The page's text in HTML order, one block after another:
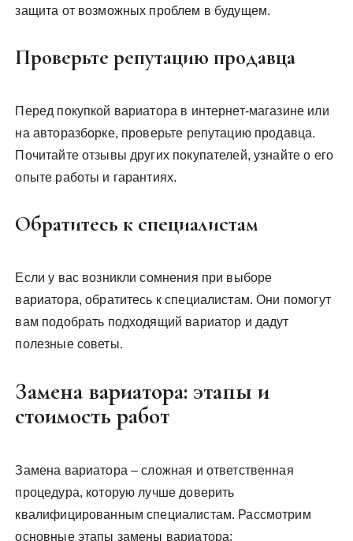
защита от возможных проблем в будущем.
Проверьте репутацию продавца
Перед покупкой вариатора в интернет-магазине или
на авторазборке, проверьте репутацию продавца.
Почитайте отзывы других покупателей, узнайте о его
опыте работы и гарантиях.
Обратитесь к специалистам
Если у вас возникли сомнения при выборе
вариатора, обратитесь к специалистам. Они помогут
вам подобрать подходящий вариатор и дадут
полезные советы.
Замена вариатора: этапы и
стоимость работ
Замена вариатора – сложная и ответственная
процедура, которую лучше доверить
квалифицированным специалистам. Рассмотрим
основные этапы замены вариатора: